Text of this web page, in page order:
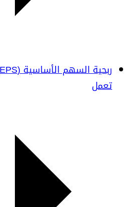
تعمل